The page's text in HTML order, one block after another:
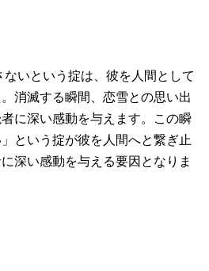
いという掟は、彼を人間として
消滅する瞬間、恋雪との思い出
に深い感動を与えます。この瞬
という掟が彼を人間へと繋ぎ止
深い感動を与える要因となりま